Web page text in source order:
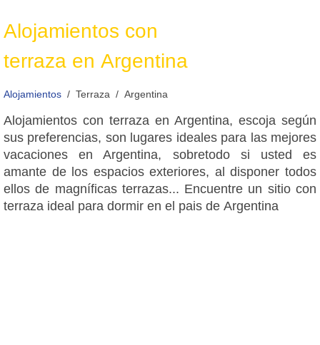
Alojamientos con
terraza en Argentina
Alojamientos Terraza Argentina
Alojamientos con terraza en Argentina, escoja según
sus preferencias, son lugares ideales para las mejores
vacaciones en Argentina, sobretodo si usted es
amante de los espacios exteriores, al disponer todos
ellos de magníficas terrazas... Encuentre un sitio con
terraza ideal para dormir en el pais de Argentina